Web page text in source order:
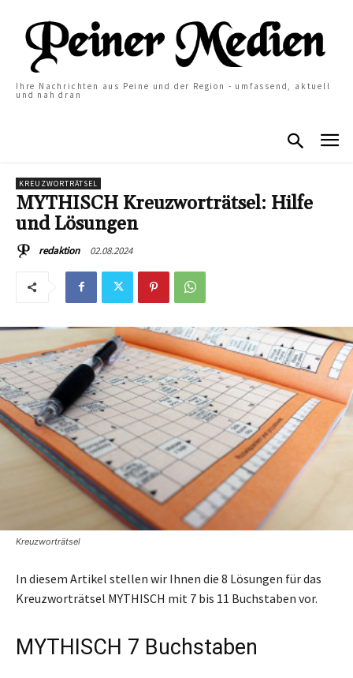
Ihre Nachrichten aus Peine und der Region - umfassend, aktuell
und nah dran
KREUZWORTRÄTSEL
MYTHISCH Kreuzworträtsel: Hilfe
und Lösungen
redaktion 02.08.2024
Kreuzworträtsel
In diesem Artikel stellen wir Ihnen die 8 Lösungen für das
Kreuzworträtsel MYTHISCH mit 7 bis 11 Buchstaben vor.
MYTHISCH 7 Buchstaben